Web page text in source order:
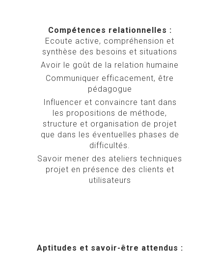
Compétences relationnelles :
Ecoute active, compréhension et
synthèse des besoins et situations
Avoir le goût de la relation humaine
Communiquer efficacement, être
pédagogue
Influencer et convaincre tant dans
les propositions de méthode,
structure et organisation de projet
que dans les éventuelles phases de
difficultés.
Savoir mener des ateliers techniques
projet en présence des clients et
utilisateurs
Aptitudes et savoir-être attendus :